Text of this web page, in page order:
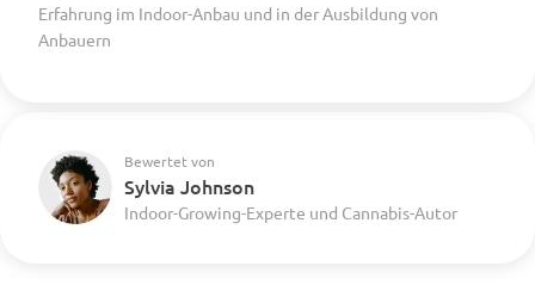
Erfahrung im Indoor-Anbau und in der Ausbildung von
Anbauern
Bewertet von
Sylvia Johnson
Indoor-Growing-Experte und Cannabis-Autor